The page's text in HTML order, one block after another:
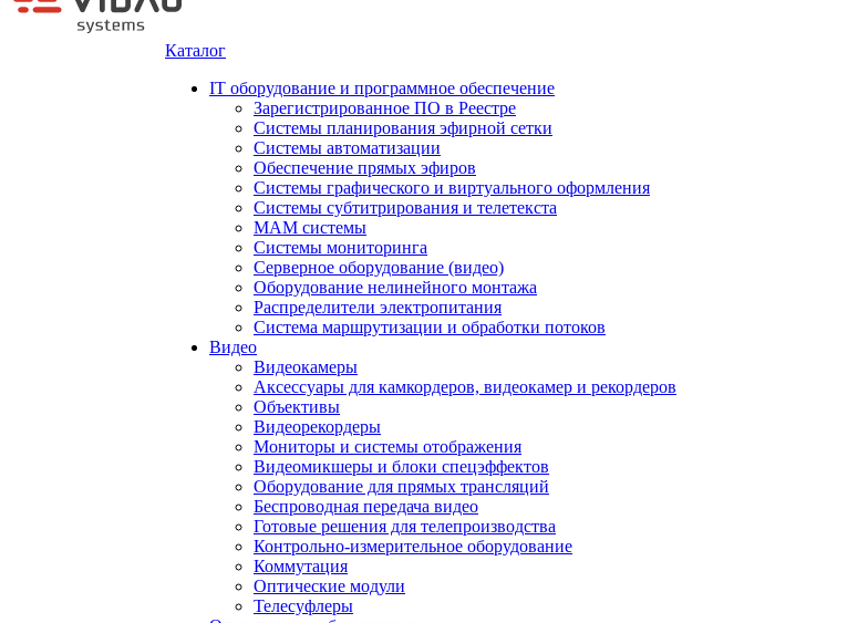
Каталог
IT оборудование и программное обеспечение
Зарегистрированное ПО в Реестре
Системы планирования эфирной сетки
Системы автоматизации
Обеспечение прямых эфиров
Системы графического и виртуального оформления
Системы субтитрирования и телетекста
MAM системы
Системы мониторинга
Серверное оборудование (видео)
Оборудование нелинейного монтажа
Распределители электропитания
Система маршрутизации и обработки потоков
Видео
Видеокамеры
Аксессуары для камкордеров, видеокамер и рекордеров
Объективы
Видеорекордеры
Мониторы и системы отображения
Видеомикшеры и блоки спецэффектов
Оборудование для прямых трансляций
Беспроводная передача видео
Готовые решения для телепроизводства
Контрольно-измерительное оборудование
Коммутация
Оптические модули
Телесуфлеры